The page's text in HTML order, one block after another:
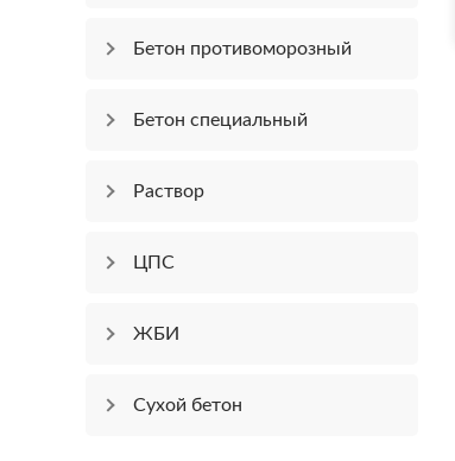
Бетон противоморозный
Бетон специальный
Раствор
ЦПС
ЖБИ
Сухой бетон